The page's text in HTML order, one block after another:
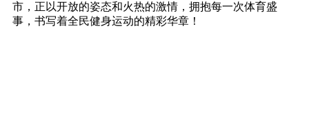
市，正以开放的姿态和火热的激情，拥抱每一次体育盛
事，书写着全民健身运动的精彩华章！